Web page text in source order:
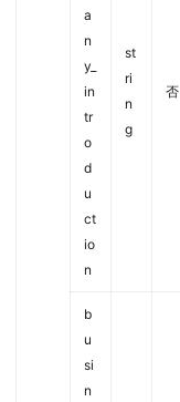
a
n
y_
in
tr
o
d
u
ct
io
n
st
ri
n
g
否
b
u
si
n